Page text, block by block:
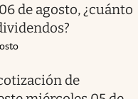
de agosto, ¿cuánto
de